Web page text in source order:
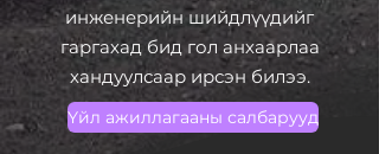
инженерийн шийдлүүдийг
гаргахад бид гол анхаарлаа
хандуулсаар ирсэн билээ.
Үйл ажиллагааны салбарууд